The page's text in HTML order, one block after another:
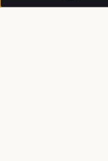
商務合作